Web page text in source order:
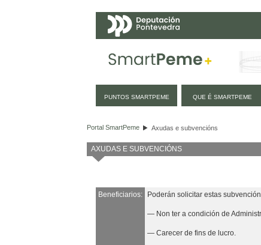
PUNTOS SMARTPEME QUE É SMARTPEME
Portal SmartPeme Axudas e subvencións
AXUDAS E SUBVENCIÓNS
Beneficiarios: Poderán solicitar estas
— Non ter a condición de
— Carecer de fins de lucro.